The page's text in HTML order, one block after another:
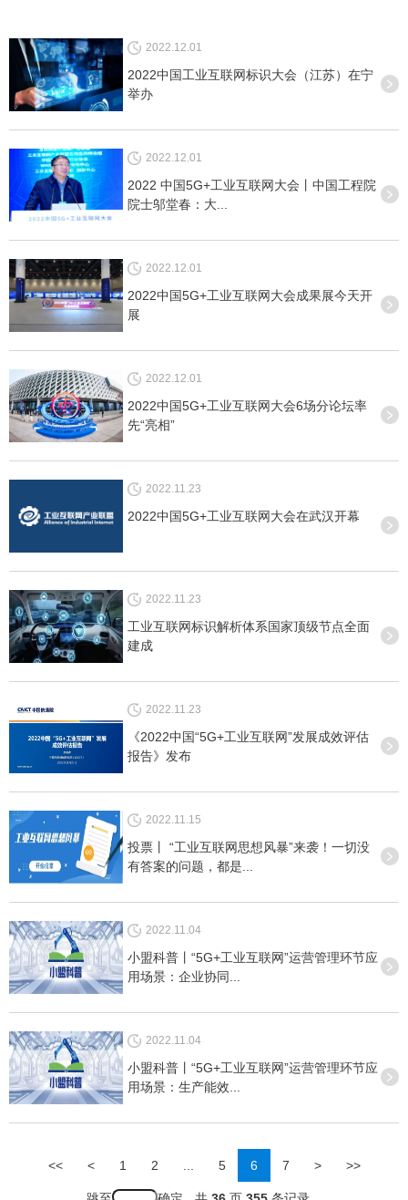
2022.12.01
​2022中国工业互联网标识大会（江苏）在宁
举办
2022.12.01
2022 中国5G+工业互联网大会丨中国工程院
院士邬堂春：大...
2022.12.01
2022中国5G+工业互联网大会成果展今天开
展
2022.12.01
2022中国5G+工业互联网大会6场分论坛率
先“亮相”
2022.11.23
2022中国5G+工业互联网大会在武汉开幕
2022.11.23
工业互联网标识解析体系国家顶级节点全面
建成
2022.11.23
《2022中国“5G+工业互联网”发展成效评估
报告》发布
2022.11.15
投票丨 “工业互联网思想风暴”来袭！一切没
有答案的问题，都是...
2022.11.04
小盟科普丨“5G+工业互联网”运营管理环节应
用场景：企业协同...
2022.11.04
小盟科普丨“5G+工业互联网”运营管理环节应
用场景：生产能效...
<< < 1 2 5 6 7 > >>